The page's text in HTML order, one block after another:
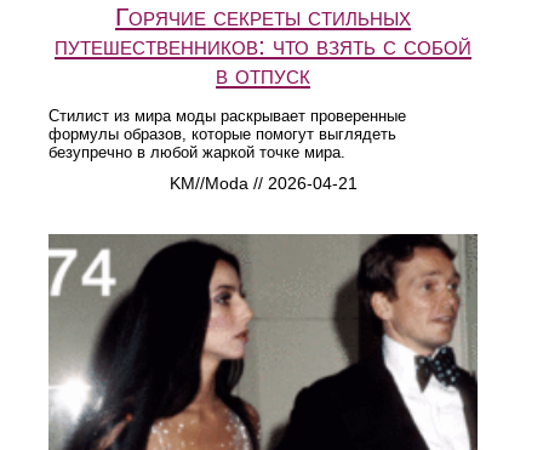
Горячие секреты стильных
путешественников: что взять с собой
в отпуск
Стилист из мира моды раскрывает проверенные
формулы образов, которые помогут выглядеть
безупречно в любой жаркой точке мира.
KM//Moda // 2026-04-21